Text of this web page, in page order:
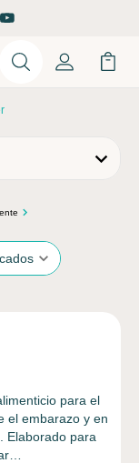
BuscarMi Cuenta
Mi
para el
el embarazo y en
Elaborado para